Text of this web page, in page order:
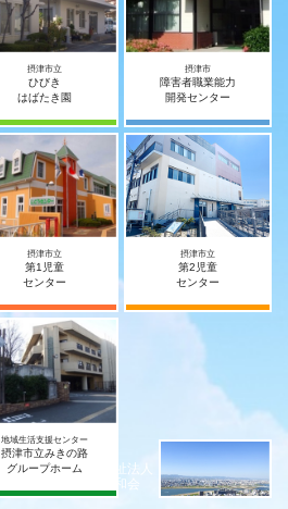
社会福祉法人
摂津宥和会
摂津市立
ひびき
はばたき園
摂津市
障害者職業能力
開発センター
摂津市立
第1児童
センター
摂津市立
第2児童
センター
地域生活支援センター
摂津市立みきの路
グループホーム